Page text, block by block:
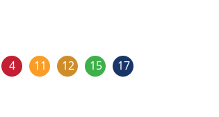
4 11 12 15 17